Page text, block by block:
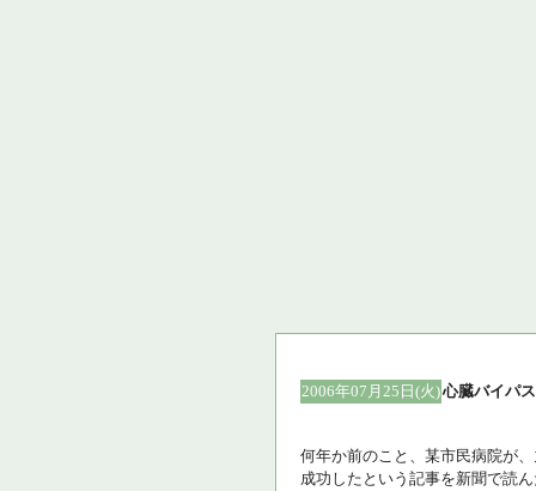
2006年07月25日(火)心臓バイパ
何年か前のこと、某市民病院が
成功したという記事を新聞で読